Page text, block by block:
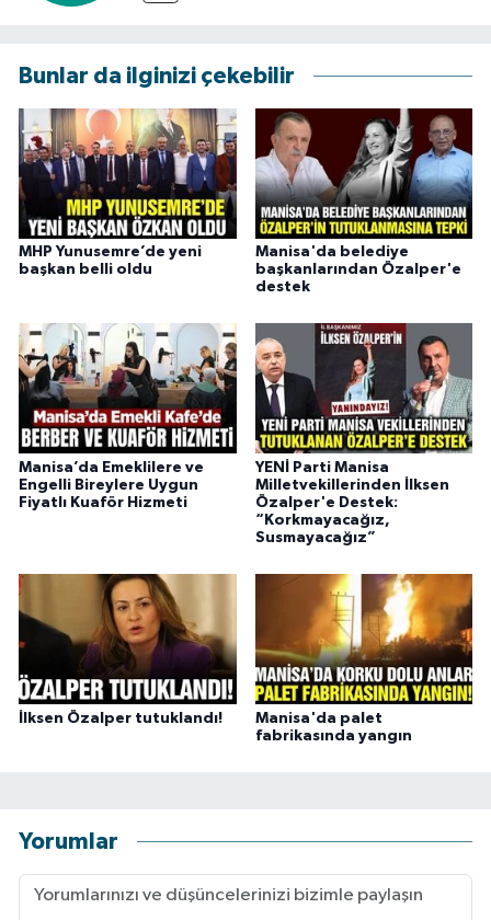
Bunlar da ilginizi çekebilir
MHP Yunusemre’de yeni
başkan belli oldu
Manisa'da belediye
başkanlarından Özalper'e
destek
Manisa’da Emeklilere ve
Engelli Bireylere Uygun
Fiyatlı Kuaför Hizmeti
YENİ Parti Manisa
Milletvekillerinden İlksen
Özalper'e Destek:
“Korkmayacağız,
Susmayacağız”
İlksen Özalper tutuklandı!
Manisa'da palet
fabrikasında yangın
Yorumlar